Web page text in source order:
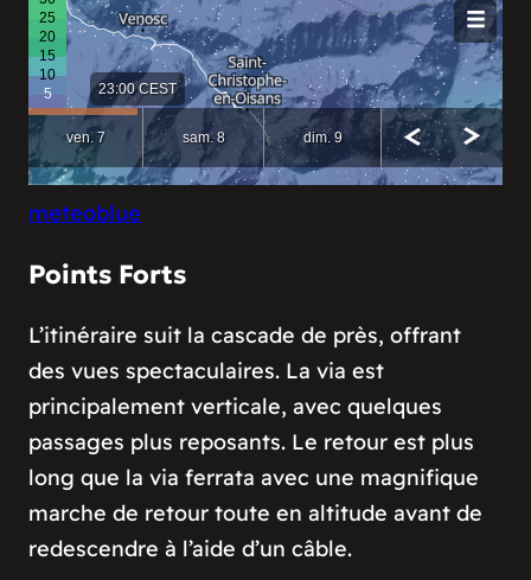
meteoblue
Points Forts
L’itinéraire suit la cascade de près, offrant
des vues spectaculaires. La via est
principalement verticale, avec quelques
passages plus reposants. Le retour est plus
long que la via ferrata avec une magnifique
marche de retour toute en altitude avant de
redescendre à l’aide d’un câble.